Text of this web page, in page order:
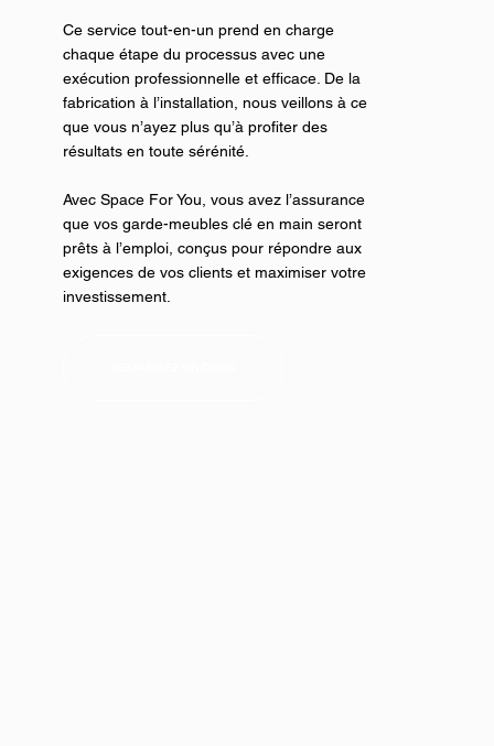
Ce service tout-en-un prend en charge
chaque étape du processus avec une
exécution professionnelle et efficace. De la
fabrication à l’installation, nous veillons à ce
que vous n’ayez plus qu’à profiter des
résultats en toute sérénité.
Avec Space For You, vous avez l’assurance
que vos garde-meubles clé en main seront
prêts à l’emploi, conçus pour répondre aux
exigences de vos clients et maximiser votre
investissement.